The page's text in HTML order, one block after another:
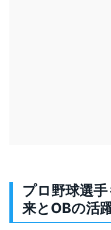
プロ野球選
来とOBの活